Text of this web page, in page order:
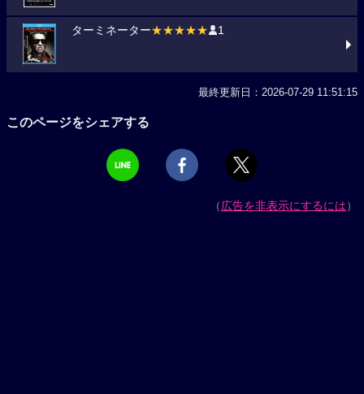
ターミネーター★★★★★ 1
最終更新日：2026-07-29 11:51:15
このページをシェアする
（広告を非表示にするには）